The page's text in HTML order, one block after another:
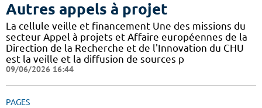
Autres appels à projet
La cellule veille et financement Une des missions du
secteur Appel à projets et Affaire européennes de la
Direction de la Recherche et de l'Innovation du CHU
est la veille et la diffusion de sources p
09/06/2026 16:44
PAGES